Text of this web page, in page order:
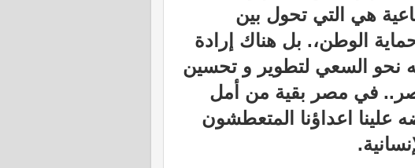
هي التي تحول بين
حماية الوطن،. بل هناك إرادة
نحو السعي لتطوير و تحسين
في مصر بقية من أمل
اعداؤنا المتعطشون